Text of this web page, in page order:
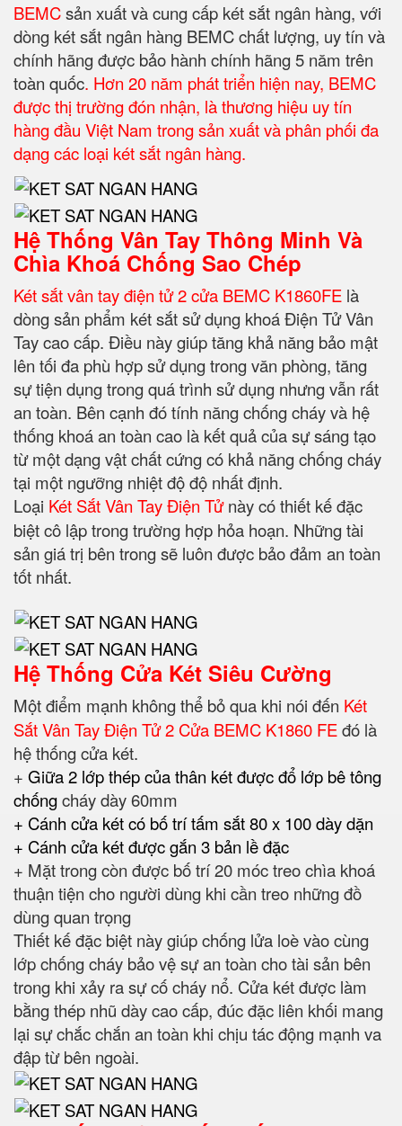
BEMCsản xuất và cung cấp két sắt ngân hàng, với
dòng két sắt ngân hàng BEMC chất lượng, uy tín và
chính hãng được bảo hành chính hãng 5 năm trên
toàn quốc. Hơn 20 năm phát triển hiện nay, BEMC
được thị trường đón nhận, là thương hiệu uy tín
hàng đầu Việt Nam trong sản xuất và phân phối đa
dạng các loại két sắt ngân hàng.
Hệ Thống Vân Tay Thông Minh Và
Chìa Khoá Chống Sao Chép
Két sắt vân tay điện tử 2 cửa BEMC K1860FE là
dòng sản phẩm két sắt sử dụng khoá Điện Tử Vân
Tay cao cấp. Điều này giúp tăng khả năng bảo mật
lên tối đa phù hợp sử dụng trong văn phòng, tăng
sự tiện dụng trong quá trình sử dụng nhưng vẫn rất
an toàn. Bên cạnh đó tính năng chống cháy và hệ
thống khoá an toàn cao là kết quả của sự sáng tạo
từ một dạng vật chất cứng có khả năng chống cháy
tại một ngưỡng nhiệt độ độ nhất định.
Loại Két Sắt Vân Tay Điện Tử này có thiết kế đặc
biệt cô lập trong trường hợp hỏa hoạn. Những tài
sản giá trị bên trong sẽ luôn được bảo đảm an toàn
tốt nhất.
Hệ Thống Cửa Két Siêu Cường
Một điểm mạnh không thể bỏ qua khi nói đến Két
Sắt Vân Tay Điện Tử 2 Cửa BEMC K1860 FEđó là
hệ thống cửa két.
+ Giữa 2 lớp thép của thân két được đổ lớp bê tông
chốngcháy dày 60mm
+ Cánh cửa két có bố trí tấm sắt 80 x 100 dày dặn
+ Cánh cửa két được gắn 3 bản lề đặc
+ Mặt trong còn được bố trí 20 móc treo chìa khoá
thuận tiện cho người dùng khi cần treo những đồ
dùng quan trọng
Thiết kế đặc biệt này giúp chống lửa loè vào cùng
lớp chống cháy bảo vệ sự an toàn cho tài sản bên
trong khi xảy ra sự cố cháy nổ. Cửa két được làm
bằng thép nhũ dày cao cấp, đúc đặc liên khối mang
lại sự chắc chắn an toàn khi chịu tác động mạnh va
đập từ bên ngoài.